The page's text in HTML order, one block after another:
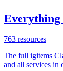
Everything
763 resources
The full igitems
and all services in